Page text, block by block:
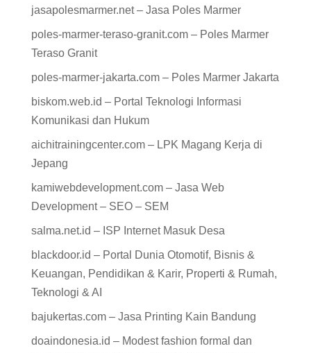
jasapolesmarmer.net – Jasa Poles Marmer
poles-marmer-teraso-granit.com – Poles Marmer
Teraso Granit
poles-marmer-jakarta.com – Poles Marmer Jakarta
biskom.web.id – Portal Teknologi Informasi
Komunikasi dan Hukum
aichitrainingcenter.com – LPK Magang Kerja di
Jepang
kamiwebdevelopment.com – Jasa Web
Development – SEO – SEM
salma.net.id – ISP Internet Masuk Desa
blackdoor.id – Portal Dunia Otomotif, Bisnis &
Keuangan, Pendidikan & Karir, Properti & Rumah,
Teknologi & AI
bajukertas.com – Jasa Printing Kain Bandung
doaindonesia.id – Modest fashion formal dan